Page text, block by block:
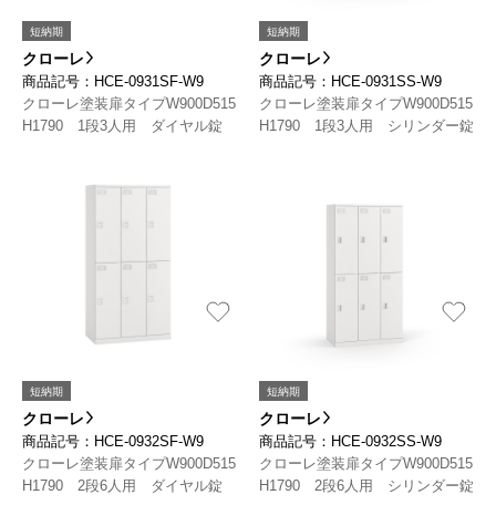
短納期
クローレ
商品記号：HCE-0931SF-W9
クローレ塗装扉タイプW900D515
H1790 1段3人用 ダイヤル錠
短納期
クローレ
商品記号：HCE-0931SS-W9
クローレ塗装扉タイプW900D515
H1790 1段3人用 シリンダー錠
短納期
クローレ
商品記号：HCE-0932SF-W9
クローレ塗装扉タイプW900D515
H1790 2段6人用 ダイヤル錠
短納期
クローレ
商品記号：HCE-0932SS-W9
クローレ塗装扉タイプW900D515
H1790 2段6人用 シリンダー錠